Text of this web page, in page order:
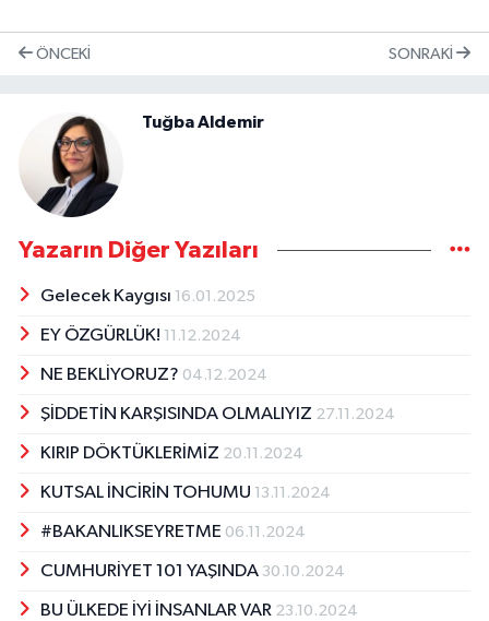
ÖNCEKI SONRAKI
Tuğba Aldemir
Yazarın Diğer Yazıları
Gelecek Kaygısı 16.01.2025
EY ÖZGÜRLÜK! 11.12.2024
NE BEKLİYORUZ? 04.12.2024
ŞİDDETİN KARŞISINDA OLMALIYIZ 27.11.2024
KIRIP DÖKTÜKLERİMİZ 20.11.2024
KUTSAL İNCİRİN TOHUMU 13.11.2024
#BAKANLIKSEYRETME 06.11.2024
CUMHURİYET 101 YAŞINDA 30.10.2024
BU ÜLKEDE İYİ İNSANLAR VAR 23.10.2024